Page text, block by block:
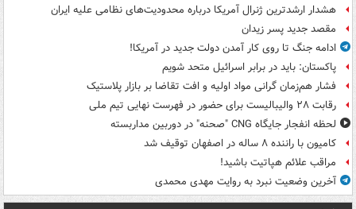
هشدار ارشدترین ژنرال آمریکا درباره محدودیت‌های نظامی علیه ایران
مقصد جدید پسر زیدان
ادامه جنگ تا روی کار آمدن دولت جدید در آمریکا!
پاکستان: باید در برابر اسرائیل متحد شویم
فشار هم‌زمان گرانی مواد اولیه و افت تقاضا بر بازار پلاستیک
رقابت ۲۸ والیبالیست برای حضور در فهرست نهایی تیم ملی
لحظه انفجار جایگاه CNG "صحنه" در دوربین مداربسته
کامیون با راننده ۸ ساله در اصفهان توقیف شد
مراقب علائم هپاتیت باشید!
آخرین وضعیت نبرد به روایت مهدی محمدی